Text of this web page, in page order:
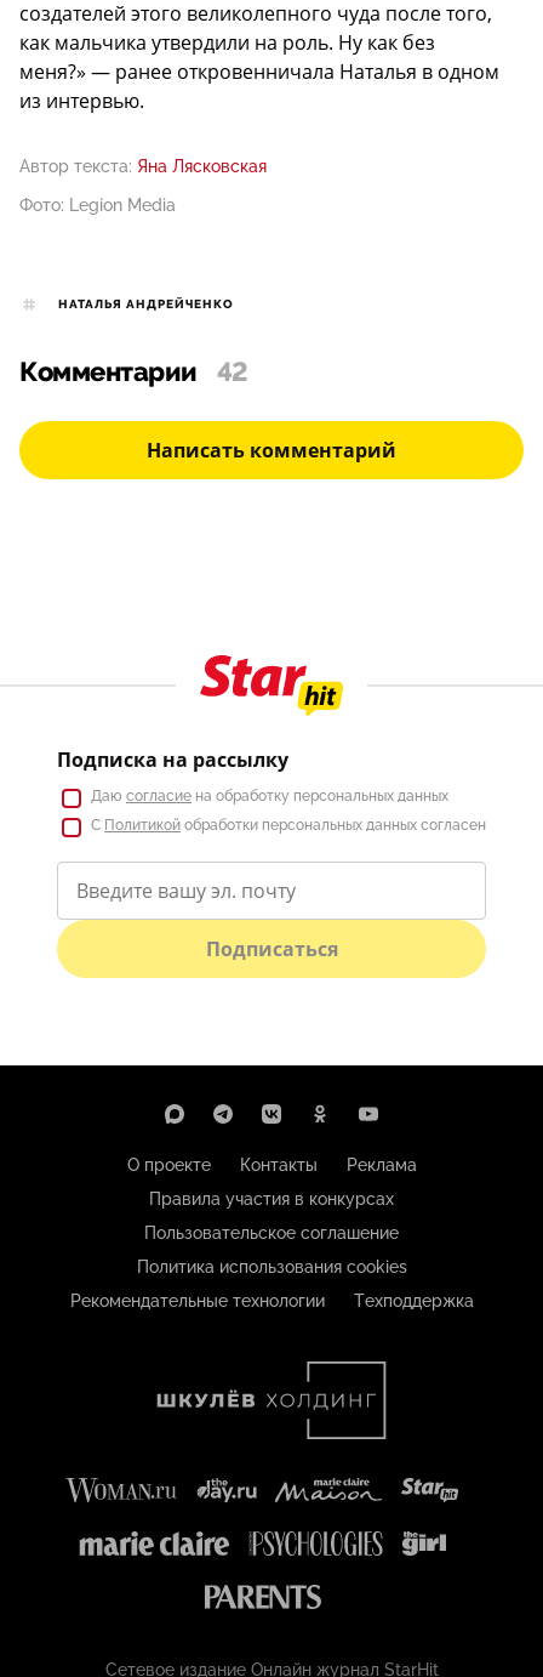
создателей этого великолепного чуда после того,
как мальчика утвердили на роль. Ну как без
меня?» — ранее откровенничала Наталья в одном
из интервью.
Автор текста: Яна Лясковская
Фото: Legion Media
НАТАЛЬЯ АНДРЕЙЧЕНКО
Комментарии 42
Написать комментарий
Подписка на рассылку
Даю согласие на обработку персональных данных
С Политикой обработки персональных данных согласен
Подписаться
О проекте Контакты
Реклама
Правила участия в конкурсах
Пользовательское соглашение
Политика использования cookies
Рекомендательные технологии
Техподдержка
Сетевое издание Онлайн журнал StarHit